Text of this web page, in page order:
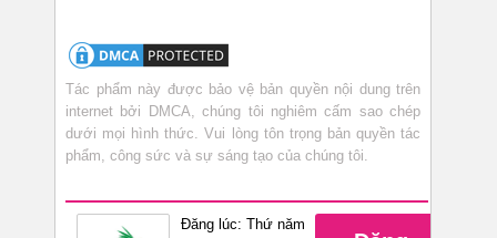
Tác phẩm này được bảo vệ bản quyền nội dung trên
internet bởi DMCA, chúng tôi nghiêm cấm sao chép
dưới mọi hình thức. Vui lòng tôn trọng bản quyền tác
phẩm, công sức và sự sáng tạo của chúng tôi.
Đăng lúc: Thứ năm